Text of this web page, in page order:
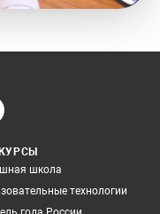
школа
технологии